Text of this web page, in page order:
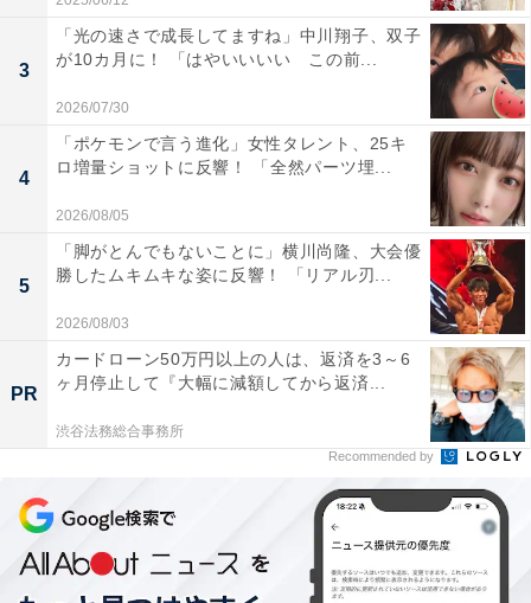
3
「光の速さで成長してますね」中川翔子、双子
が10カ月に！ 「はやいいいい この前...
2026/07/30
4
「ポケモンで言う進化」女性タレント、25キ
ロ増量ショットに反響！ 「全然パーツ埋...
2026/08/05
5
「脚がとんでもないことに」横川尚隆、大会優
勝したムキムキな姿に反響！ 「リアル刃...
2026/08/03
PR
カードローン50万円以上の人は、返済を3～6
ヶ月停止して『大幅に減額してから返済...
渋谷法務総合事務所
Recommended by